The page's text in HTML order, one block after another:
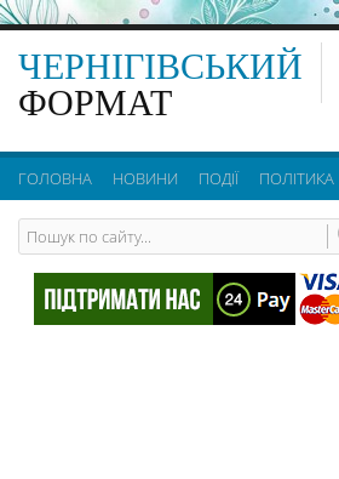
ЧЕРНІГІВСЬКИЙ
ФОРМАТ
ГОЛОВНА НОВИНИ ПОДІЇ ПОЛІТИКА